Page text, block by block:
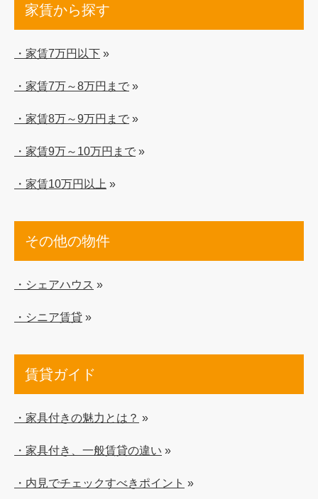
家賃から探す
・家賃7万円以下 »
・家賃7万～8万円まで »
・家賃8万～9万円まで »
・家賃9万～10万円まで »
・家賃10万円以上 »
その他の物件
・シェアハウス »
・シニア賃貸 »
賃貸ガイド
・家具付きの魅力とは？ »
・家具付き、一般賃貸の違い »
・内見でチェックすべきポイント »